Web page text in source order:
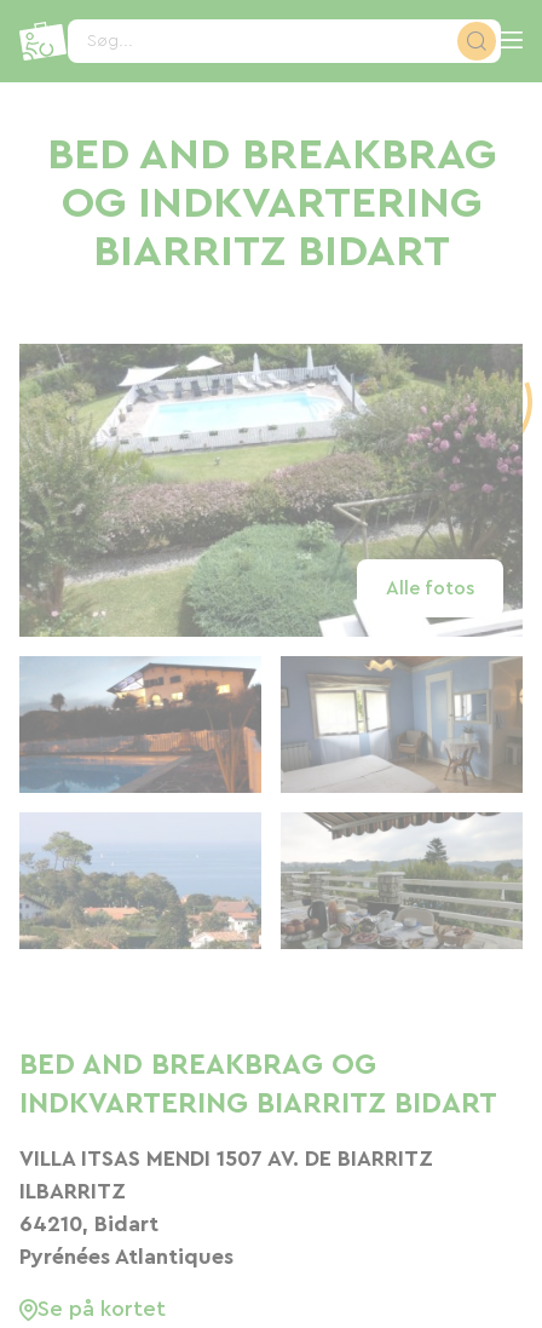
Søg...
BED AND BREAKBRAG
OG INDKVARTERING
BIARRITZ BIDART
Alle fotos
BED AND BREAKBRAG OG
INDKVARTERING BIARRITZ BIDART
VILLA ITSAS MENDI 1507 AV. DE BIARRITZ
ILBARRITZ
64210, Bidart
Pyrénées Atlantiques
Se på kortet
CCookie-styringspanel